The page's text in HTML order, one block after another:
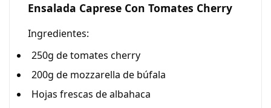
Ensalada Caprese Con Tomates Cherry
Ingredientes:
250g de tomates cherry
200g de mozzarella de búfala
Hojas frescas de albahaca